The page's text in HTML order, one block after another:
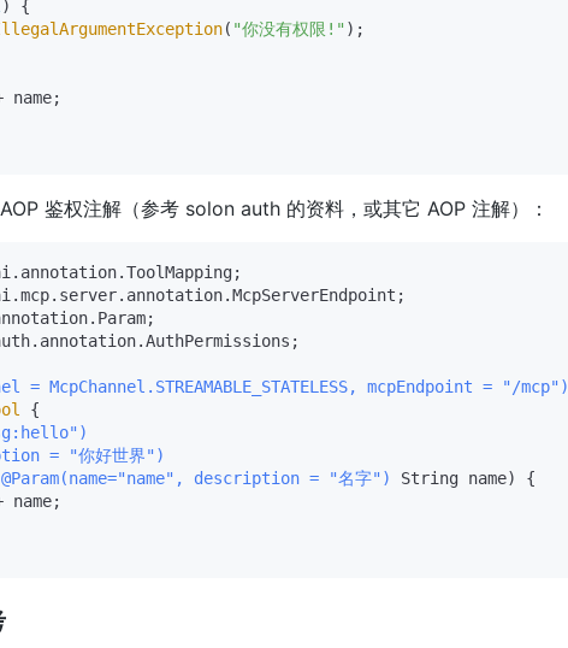
) {
( "你没有权限!" );
name;
鉴权注解（参考 solon auth 的资料，或其它 AOP 注解）：
= McpChannel.STREAMABLE_STATELESS, mcpEndpoint = "/mcp")
{
= "你好世界")
@Param(name="name", description = "名字") String name)
{
name;